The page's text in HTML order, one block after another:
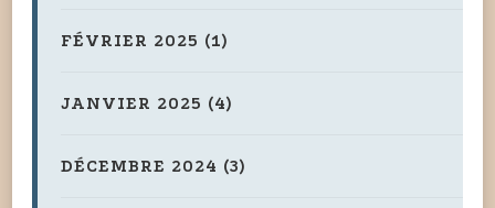
FÉVRIER 2025 (1)
JANVIER 2025 (4)
DÉCEMBRE 2024 (3)